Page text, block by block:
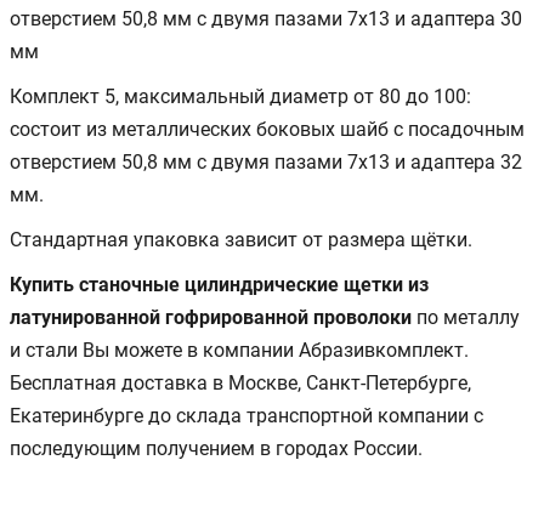
отверстием 50,8 мм с двумя пазами 7х13 и адаптера 30
мм
Комплект 5, максимальный диаметр от 80 до 100:
состоит из металлических боковых шайб с посадочным
отверстием 50,8 мм с двумя пазами 7х13 и адаптера 32
мм.
Стандартная упаковка зависит от размера щётки.
Купить станочные цилиндрические щетки из
латунированной гофрированной проволоки по металлу
и стали Вы можете в компании Абразивкомплект.
Бесплатная доставка в Москве, Санкт-Петербурге,
Екатеринбурге до склада транспортной компании с
последующим получением в городах России.